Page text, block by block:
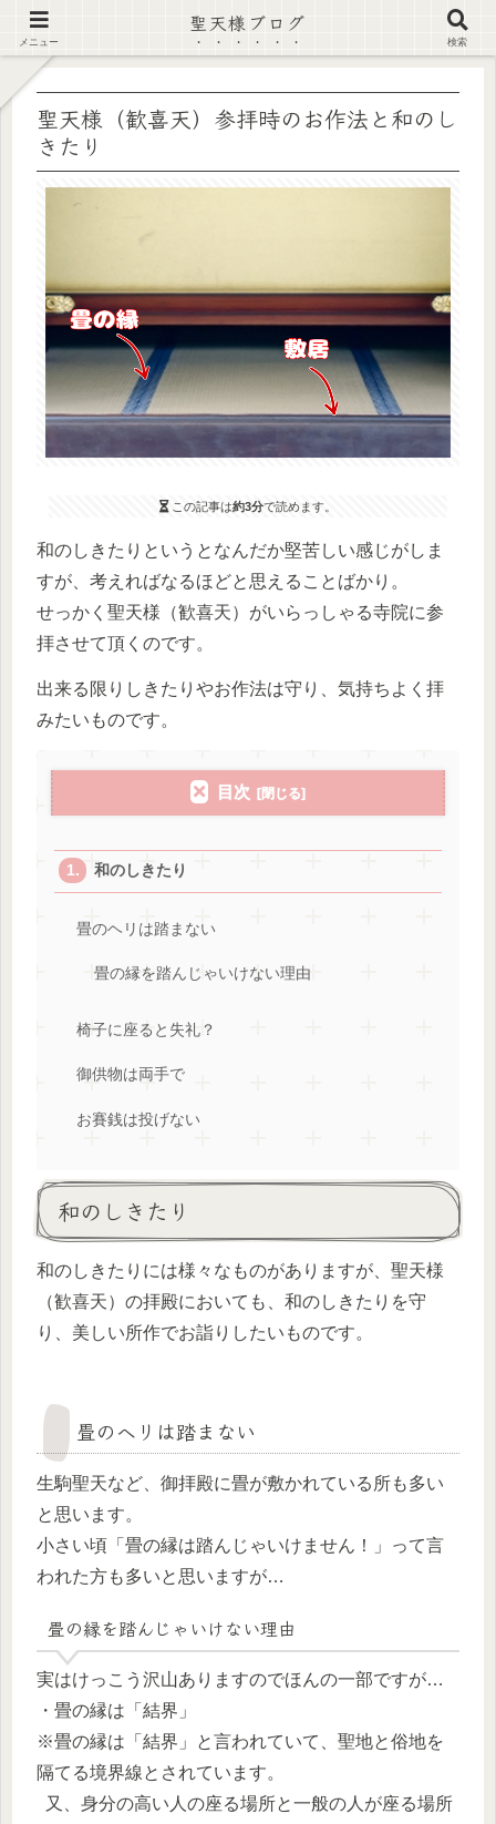
【注意喚起】偽サイト及び偽情報に注意 ▶確認する◀
聖天様（歓喜天）参拝時のお作法と和のし
きたり
この記事は約3分で読めます。
和のしきたりというとなんだか堅苦しい感じがしま
すが、考えればなるほどと思えることばかり。
せっかく聖天様（歓喜天）がいらっしゃる寺院に参
拝させて頂くのです。
出来る限りしきたりやお作法は守り、気持ちよく拝
みたいものです。
目次
和のしきたり
畳のヘリは踏まない
畳の縁を踏んじゃいけない理由
椅子に座ると失礼？
御供物は両手で
お賽銭は投げない
和のしきたり
和のしきたりには様々なものがありますが、聖天様
（歓喜天）の拝殿においても、和のしきたりを守
り、美しい所作でお詣りしたいものです。
畳のヘリは踏まない
生駒聖天など、御拝殿に畳が敷かれている所も多い
と思います。
小さい頃「畳の縁は踏んじゃいけません！」って言
われた方も多いと思いますが…
畳の縁を踏んじゃいけない理由
実はけっこう沢山ありますのでほんの一部ですが…
・畳の縁は「結界」
※畳の縁は「結界」と言われていて、聖地と俗地を
隔てる境界線とされています。
又、身分の高い人の座る場所と一般の人が座る場所
メニュー
聖天様ブログ
検索